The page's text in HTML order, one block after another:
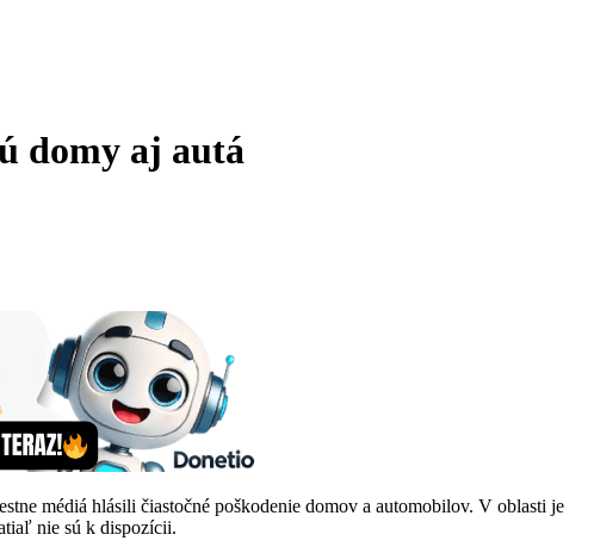
domy aj autá
médiá hlásili čiastočné poškodenie domov a automobilov. V oblasti je
nie sú k dispozícii.